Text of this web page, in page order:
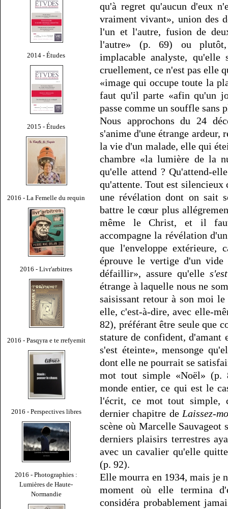
2014 - Études
2015 - Études
2016 - La Femelle du requin
2016 - Livr'arbitres
2016 - Pasqyra e te rrefyemit
2016 - Perspectives libres
2016 - Photographies :
Lumières de Haute-
Normandie
qu'à regret qu'aucun d'eux
vraiment vivant», union des
l'un et l'autre, fusion de
l'autre» (p. 69) ou plutôt,
implacable analyste, qu'elle
cruellement, ce n'est pas elle
«image qui occupe toute la
faut qu'il parte «afin qu'un
passe comme un souffle sans
Nous approchons du 24
s'anime d'une étrange ardeur,
la vie d'un malade, elle qui
chambre «la lumière de la
qu'elle attend ? Qu'attend-
qu'attente. Tout est silencieux
une révélation dont on sait
battre le cœur plus
même le Christ, et il faut
accompagne la révélation
que l'enveloppe extérieure,
éprouve le vertige d'un
défaillir», assure qu'elle
étrange à laquelle nous ne
saisissant retour à son moi
elle, c'est-à-dire, avec elle-
82), préférant être seule que
stature de confident,
s'est éteinte», mensonge
dont elle ne pourrait se
mot tout simple «Noël» (p.
monde entier, ce qui est le
l'écrit, ce mot tout simple,
dernier chapitre de Laissez-
scène où Marcelle Sauvageot
derniers plaisirs terrestres
avec un cavalier qu'elle
(p. 92).
Elle mourra en 1934, mais je
moment où elle termina
considéra probablement